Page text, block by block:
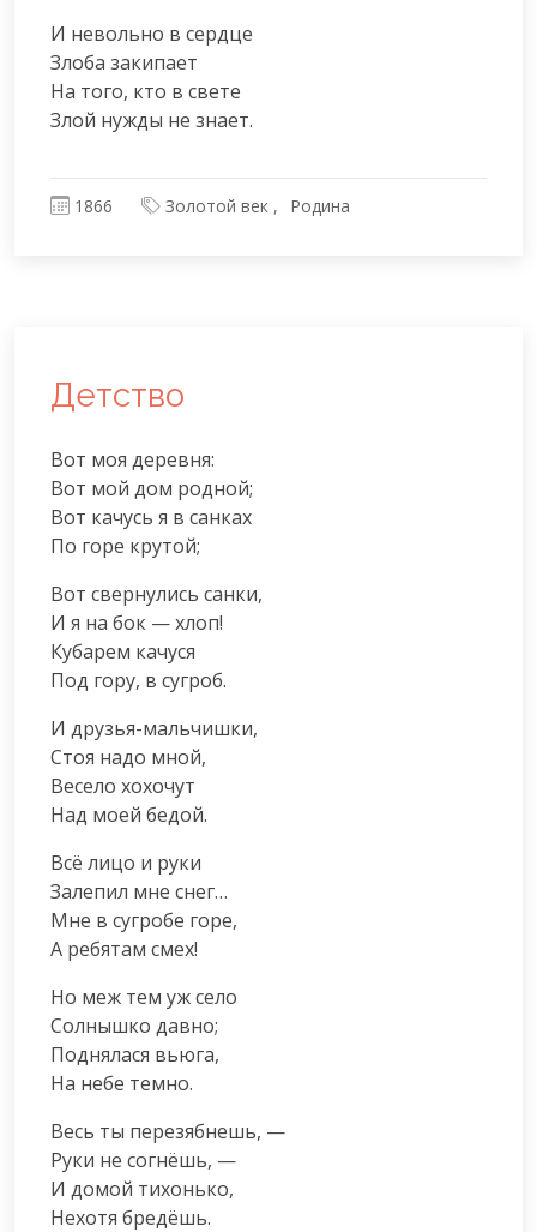
И невольно в сердце
Злоба закипает
На того, кто в свете
Злой нужды не знает.
1866 Золотой век Родина
Детство
Вот моя деревня:
Вот мой дом родной;
Вот качусь я в санках
По горе крутой;
Вот свернулись санки,
И я на бок — хлоп!
Кубарем качуся
Под гору, в сугроб.
И друзья-мальчишки,
Стоя надо мной,
Весело хохочут
Над моей бедой.
Всё лицо и руки
Залепил мне снег…
Мне в сугробе горе,
А ребятам смех!
Но меж тем уж село
Солнышко давно;
Поднялася вьюга,
На небе темно.
Весь ты перезябнешь, —
Руки не согнёшь, —
И домой тихонько,
Нехотя бредёшь.